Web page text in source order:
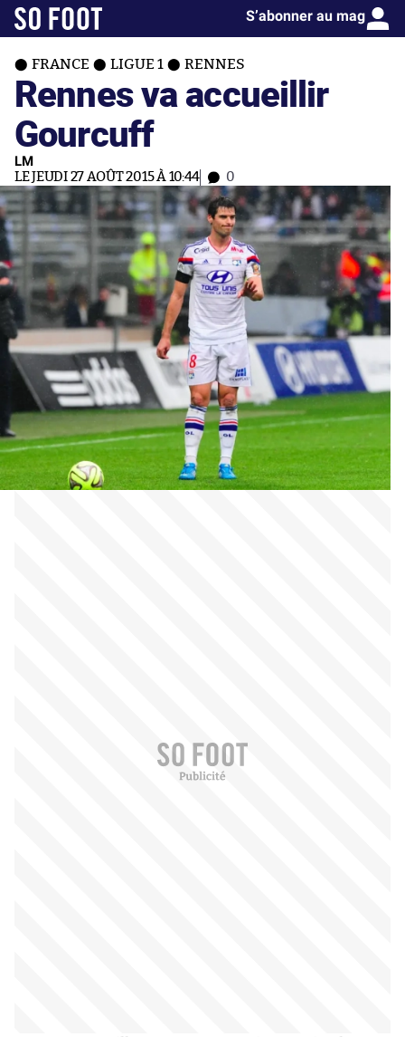
S’abonner au mag
FRANCE LIGUE 1 RENNES
Rennes va accueillir
Gourcuff
LM
LE JEUDI 27 AOÛT 2015 À 10:44 0